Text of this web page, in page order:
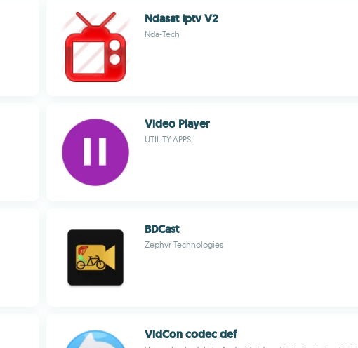
Ndasat Iptv V2
Nda-Tech
Video Player
UTILITY APPS
BDCast
Zephyr Technologies
VidCon codec def